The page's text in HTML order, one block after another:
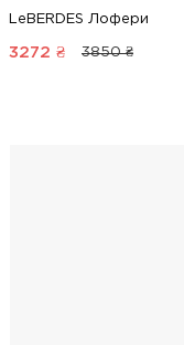
LeBERDES Лофери
3272 ₴ 3850 ₴